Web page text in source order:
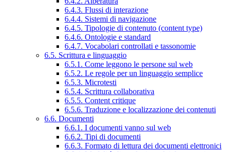
6.4.3. Flussi di interazione
6.4.4. Sistemi di navigazione
6.4.5. Tipologie di contenuto (content type)
6.4.6. Ontologie e standard
6.4.7. Vocabolari controllati e tassonomie
6.5. Scrittura e linguaggio
6.5.1. Come leggono le persone sul web
6.5.2. Le regole per un linguaggio semplice
6.5.3. Microtesti
6.5.4. Scrittura collaborativa
6.5.5. Content critique
6.5.6. Traduzione e localizzazione dei contenuti
6.6. Documenti
6.6.1. I documenti vanno sul web
6.6.2. Tipi di documenti
6.6.3. Formato di lettura dei documenti elettronici